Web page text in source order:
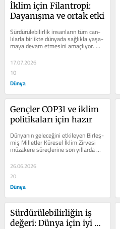
İklim için Filantropi:
Dayanışma ve ortak etki
Sürdürülebilirlik insanların tüm can­
lılarla birlikte dünyada sağlıkla yaşa­
maya devam etmesini amaçlıyor.
Odağın­da “insan...
17.07.2026
10
Dünya
Gençler COP31 ve iklim
politikaları için hazır
Dünyanın geleceğini etkileyen Birleş­
miş Milletler Küresel İklim Zirvesi
müzakere süreçlerine son yıllarda
genç­ler de özellikle dahil...
26.06.2026
20
Dünya
Sürdürülebilirliğin iş
değeri: Dünya için iyi